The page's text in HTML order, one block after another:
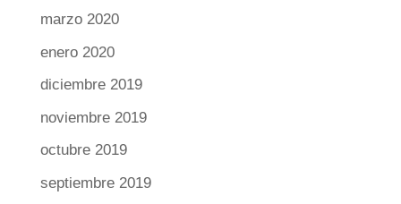
marzo 2020
enero 2020
diciembre 2019
noviembre 2019
octubre 2019
septiembre 2019